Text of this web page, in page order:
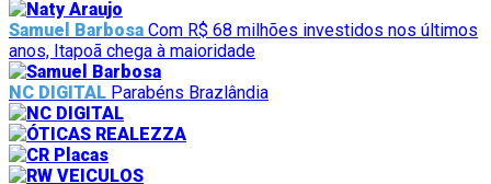
Samuel Barbosa Com R$ 68 milhões investidos nos últimos
anos, Itapoã chega à maioridade
NC DIGITAL Parabéns Brazlândia